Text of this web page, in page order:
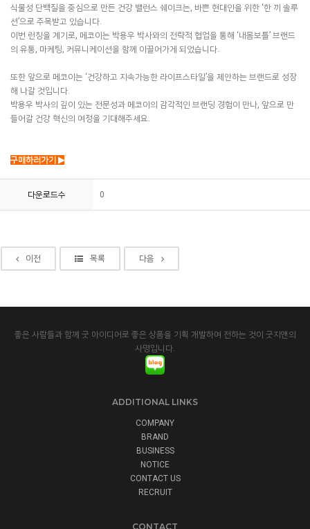
식물성 단백질을 중심으로 만든 건강 밸런스 쉐이크는, 바쁜 현대인을 위한 ‘한 끼 솔루
션’으로 주목받고 있습니다.
이번 런칭을 계기로, 메코이는 박용우 박사와의 전략적 협업을 통해 ‘내몸보틀’ 브랜드
의 유통, 마케팅, 커뮤니케이션을 함께 이끌어가게 되었습니다.
또한 앞으로 메코이는 ‘건강하고 지속가능한 라이프스타일’을 제안하는 브랜드로 성장
해 나갈 것입니다.
박용우 박사의 깊이 있는 전문성과 메코이의 감각적인 브랜딩 경험이 만나, 앞으로 만
들어갈 건강 혁신의 여정을 기대해주세요.
구매하러가기 ▶
다운로드수 0
이전 목록 다음
좋은 사람들과 함께 굿 아이디어로 좋은 상품을 기획 개발하여 전하는 것이 굿지앤의
사명입니다.
ADDITIONAL LINKS
COMPANY
BRAND
BUSINESS
NOTICE
CONTACT US
RECRUIT
CONTACT